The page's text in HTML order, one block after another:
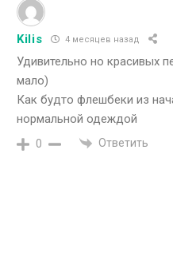
Kilis 4 месяцев назад
Удивительно но красивых
мало)
Как будто флешбеки из
нормальной одеждой
0 Ответить